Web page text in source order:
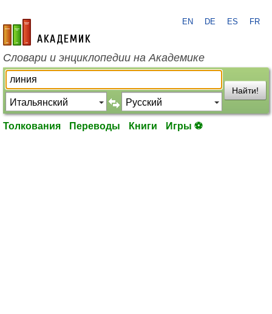
academic.ru
EN DE ES FR
Словари и энциклопедии на Академике
Найти!
Толкования Переводы Книги Игры ⚽